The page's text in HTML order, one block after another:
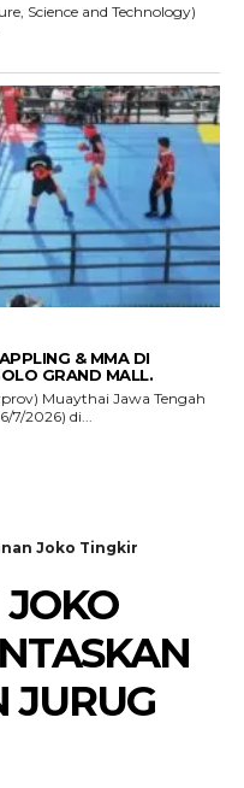
Science and Technology)
& MMA DI
GRAND MALL.
Muaythai Jawa Tengah
2026) di...